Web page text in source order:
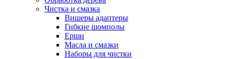
Чистка и смазка
Вишеры адаптеры
Гибкие шомполы
Ерши
Масла и смазки
Наборы для чистки